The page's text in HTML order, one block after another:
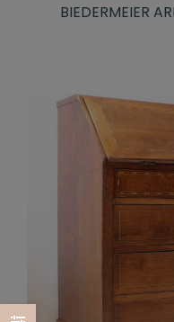
BIEDERMEIER